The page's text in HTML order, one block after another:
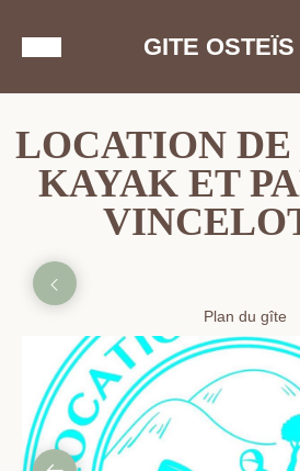
GITE OSTEÏS
LOCATION DE
KAYAK ET
Plan du gîte